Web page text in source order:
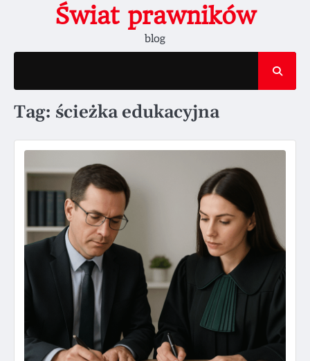
Świat prawników
blog
Tag: ścieżka edukacyjna